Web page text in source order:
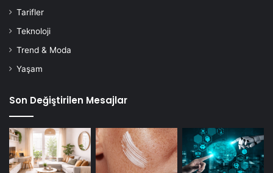
Tarifler
Teknoloji
Trend & Moda
Yaşam
Son Değiştirilen Mesajlar